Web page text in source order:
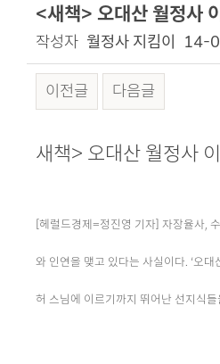
<새책> 오대산 월정사
작성자 월정사 지킴이 14-
이전글 다음글
본문
새책> 오대산 월정사
[헤럴드경제=정진영 기자] 자장율사,
와 인연을 맺고 있다는 사실이다. ‘오
허 스님에 이르기까지 뛰어난 선지식